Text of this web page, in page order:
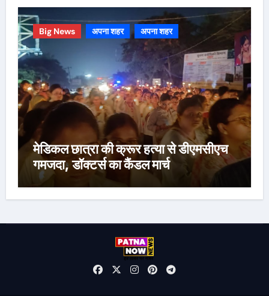
Big News अपना शहर अपना शहर
मेडिकल छात्रा की क्रूर हत्या से डीएमसीएच
गमजदा, डॉक्टर्स का कैंडल मार्च